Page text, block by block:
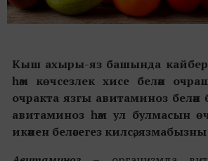
Кыш ахыры-яз башында кайбер
һәм көчсезлек хисе белән
очракта язгы авитаминоз белән
авитаминоз һәм ул булмасын
икәнен беләсегез килсә,